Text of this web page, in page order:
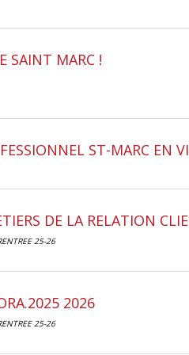
SAINT MARC !
ST-MARC EN
DE LA RELATION
25-26
2026
25-26